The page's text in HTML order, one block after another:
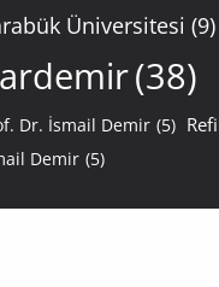
Üniversitesi (9)
(38)
Dr. İsmail Demir (5)
Demir (5)